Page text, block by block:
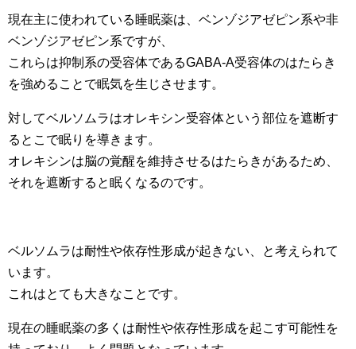
現在主に使われている睡眠薬は、ベンゾジアゼピン系や非
ベンゾジアゼピン系ですが、
これらは抑制系の受容体であるGABA-A受容体のはたらき
を強めることで眠気を生じさせます。
対してベルソムラはオレキシン受容体という部位を遮断す
るとこで眠りを導きます。
オレキシンは脳の覚醒を維持させるはたらきがあるため、
それを遮断すると眠くなるのです。
ベルソムラは耐性や依存性形成が起きない、と考えられて
います。
これはとても大きなことです。
現在の睡眠薬の多くは耐性や依存性形成を起こす可能性を